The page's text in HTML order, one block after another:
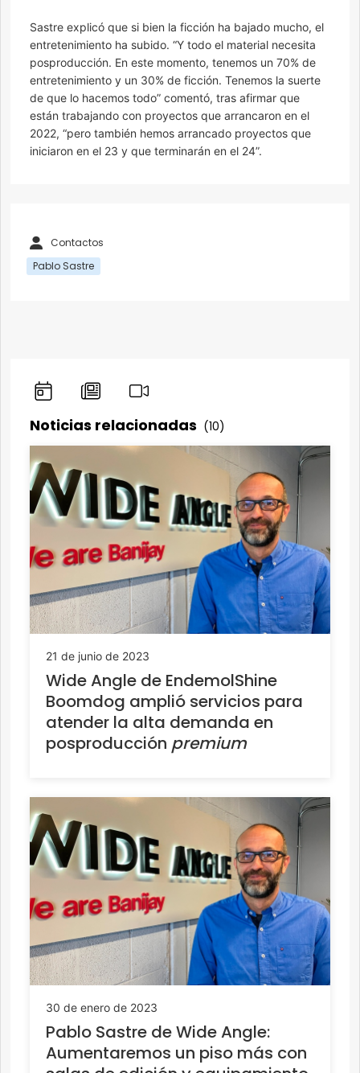
Sastre explicó que si bien la ficción ha bajado mucho, el
entretenimiento ha subido. “Y todo el material necesita
posproducción. En este momento, tenemos un 70% de
entretenimiento y un 30% de ficción. Tenemos la suerte
de que lo hacemos todo” comentó, tras afirmar que
están trabajando con proyectos que arrancaron en el
2022, “pero también hemos arrancado proyectos que
iniciaron en el 23 y que terminarán en el 24”.
Contactos
Pablo Sastre
Noticias relacionadas (10)
21 de junio de 2023
Wide Angle de EndemolShine
Boomdog amplió servicios para
atender la alta demanda en
posproducción premium
30 de enero de 2023
Pablo Sastre de Wide Angle:
Aumentaremos un piso más con